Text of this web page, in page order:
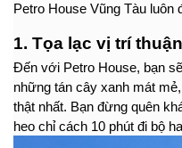
Petro House Vũng Tàu
1. Tọa lạc vị trí
Đến với Petro House, bạn
những tán cây xanh mát
thật nhất. Bạn đừng quên
heo chỉ cách 10 phút đi bộ